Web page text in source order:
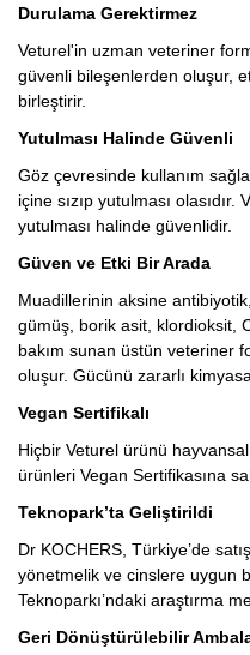
Durulama Gerektirmez
Veturel'in uzman veteriner
güvenli bileşenlerden oluşur,
birleştirir.
Yutulması Halinde Güvenli
Göz çevresinde kullanım
içine sızıp yutulması
yutulması halinde güvenlidir.
Güven ve Etki Bir Arada
Muadillerinin aksine
gümüş, borik asit, klordioksit,
bakım sunan üstün veteriner
oluşur. Gücünü zararlı
Vegan Sertifikalı
Hiçbir Veturel ürünü
ürünleri Vegan Sertifikasına
Teknopark’ta Geliştirildi
Dr KOCHERS, Türkiye’de
yönetmelik ve cinslere uygun
Teknoparkı’ndaki araştırma
Geri Dönüştürülebilir